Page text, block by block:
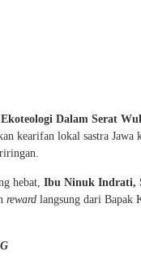
Ekoteologi Dalam Serat
kearifan lokal sastra
hebat, Ibu Ninuk Indrati,
reward langsung dari Bapak